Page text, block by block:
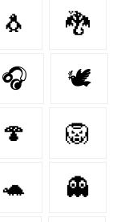
🐧 🐉
🎧 🕊️
🍄 🦁
🐢 👻